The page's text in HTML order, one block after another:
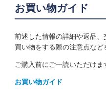
お買い物ガイド
前述した情報の詳細や返品
買い物をする際の注意点など
ご購入前にご一読いただけま
お買い物ガイド